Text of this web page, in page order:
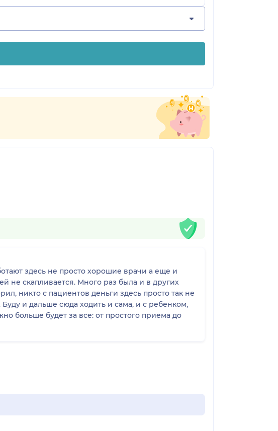
здесь не просто хорошие врачи а еще и
не скапливается. Много раз была и в других
никто с пациентов деньги здесь просто так не
и дальше сюда ходить и сама, и с ребенком,
больше будет за все: от простого приема до